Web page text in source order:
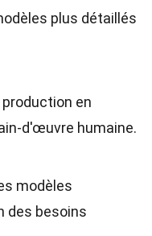
plus détaillés
en
d'œuvre humaine.
modèles
des besoins